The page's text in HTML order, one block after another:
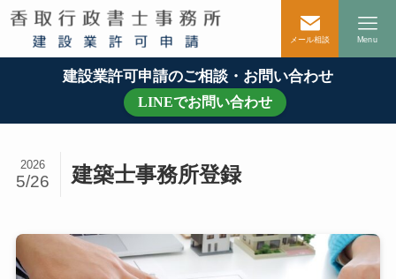
メール相談 Menu
建設業許可申請のご相談・お問い合わせ
LINEでお問い合わせ
建築士事務所登録
2026
5/26